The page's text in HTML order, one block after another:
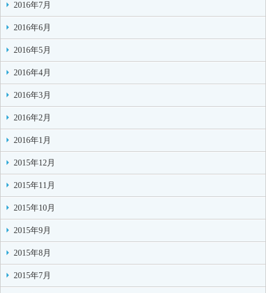
2016年7月
2016年6月
2016年5月
2016年4月
2016年3月
2016年2月
2016年1月
2015年12月
2015年11月
2015年10月
2015年9月
2015年8月
2015年7月